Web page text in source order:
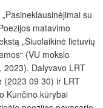
su
matavimo
„Šiuolaikinė lietuvių
(VU mokslo
2023). Dalyvavo LRT
(2023 09 30) ir LRT
Kunčino kūrybai